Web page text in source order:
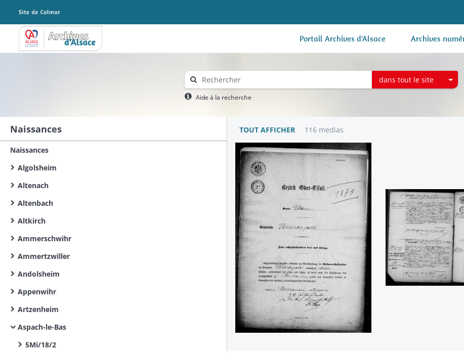
Archives Alsace - Colmar Portail Archives d'Alsace Archives
dans tout le site
Aide à la recherche
Naissances
Naissances
Algolsheim
Altenach
Altenbach
Altkirch
Ammerschwihr
Ammertzwiller
Andolsheim
Appenwihr
Artzenheim
Aspach-le-Bas
5Mi/18/2
TOUT AFFICHER 116 medias